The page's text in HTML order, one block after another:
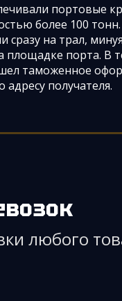
портовые
более 100 тонн.
сразу на трал, минуя
площадке порта. В
таможенное
получателя.
любого